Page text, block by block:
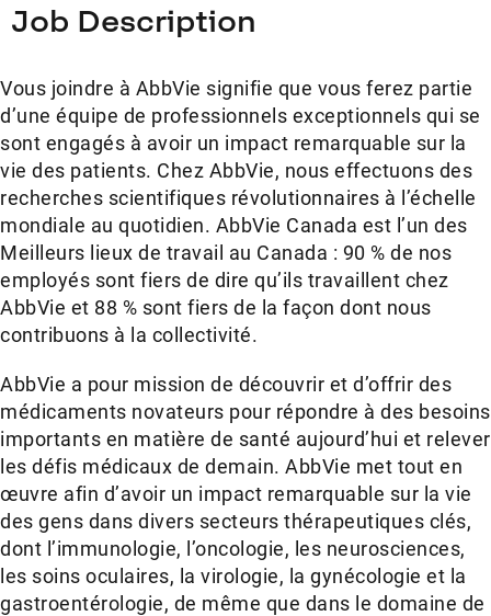
Job Description
Vous joindre à AbbVie signifie que vous ferez partie
d’une équipe de professionnels exceptionnels qui se
sont engagés à avoir un impact remarquable sur la
vie des patients. Chez AbbVie, nous effectuons des
recherches scientifiques révolutionnaires à l’échelle
mondiale au quotidien. AbbVie Canada est l’un des
Meilleurs lieux de travail au Canada : 90 % de nos
employés sont fiers de dire qu’ils travaillent chez
AbbVie et 88 % sont fiers de la façon dont nous
contribuons à la collectivité.
AbbVie a pour mission de découvrir et d’offrir des
médicaments novateurs pour répondre à des besoins
importants en matière de santé aujourd’hui et relever
les défis médicaux de demain. AbbVie met tout en
œuvre afin d’avoir un impact remarquable sur la vie
des gens dans divers secteurs thérapeutiques clés,
dont l’immunologie, l’oncologie, les neurosciences,
les soins oculaires, la virologie, la gynécologie et la
gastroentérologie, de même que dans le domaine de